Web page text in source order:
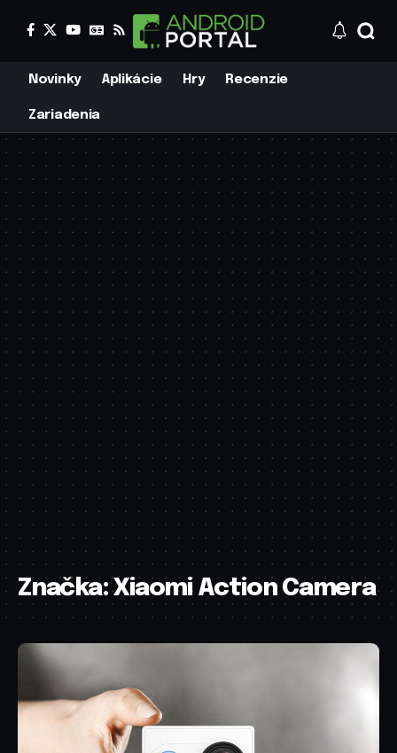
Novinky Aplikácie Hry Recenzie
Zariadenia
Značka:Xiaomi Action Camera